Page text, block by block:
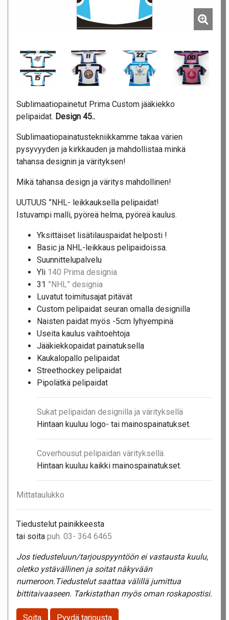
Sublimaatiopainetut Prima Custom jääkiekko
pelipaidat. Design 45..
Sublimaatiopainatustekniikkamme takaa värien
pysyvyyden ja kirkkauden ja mahdollistaa minkä
tahansa designin ja värityksen!
Mikä tahansa design ja väritys mahdollinen!
UUTUUS ”NHL- leikkauksella pelipaidat!
Istuvampi malli, pyöreä helma, pyöreä kaulus.
Yksittäiset lisätilauspaidat helposti !
Basic ja NHL-leikkaus pelipaidoissa.
Suunnittelupalvelu
Yli 140 Prima designia
31 ”NHL” designia
Luvatut toimitusajat pitävät
Custom pelipaidat seuran omalla designilla
Naisten paidat myös -5cm lyhyempinä
Useita kaulus vaihtoehtoja
Jääkiekkopaidat painatuksella
Kaukalopallo pelipaidat
Streethockey pelipaidat
Pipolätkä pelipaidat
Sukat pelipaidan designilla ja värityksellä
Hintaan kuuluu logo- tai mainospainatukset.
Coverhousut pelipaidan värityksellä.
Hintaan kuuluu kaikki mainospainatukset.
Mittataulukko
Tiedustelut painikkeesta
tai soita puh. 03- 364 6465
Jos tiedusteluun/tarjouspyyntöön ei vastausta kuulu,
oletko ystävällinen ja soitat näkyvään
numeroon.Tiedustelut saattaa välillä jumittua
bittitaivaaseen. Tarkistathan myös oman roskapostisi.
Soita Pyydä tarjousta